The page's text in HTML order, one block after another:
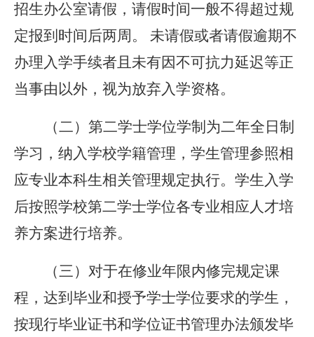
招生办公室请假，请假时间一般不得超过规
定报到时间后两周。 未请假或者请假逾期不
办理入学手续者且未有因不可抗力延迟等正
当事由以外，视为放弃入学资格。
（二）第二学士学位学制为二年全日制
学习，纳入学校学籍管理，学生管理参照相
应专业本科生相关管理规定执行。学生入学
后按照学校第二学士学位各专业相应人才培
养方案进行培养。
（三）对于在修业年限内修完规定课
程，达到毕业和授予学士学位要求的学生，
按现行毕业证书和学位证书管理办法颁发毕